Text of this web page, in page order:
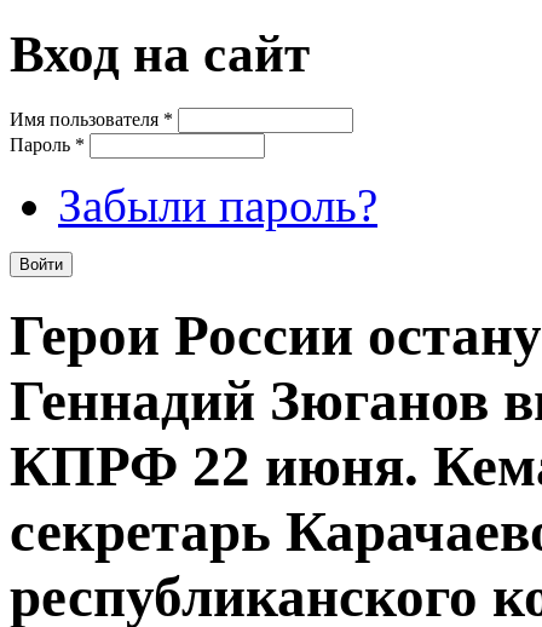
Вход на сайт
Имя пользователя *
Пароль *
Забыли пароль?
Герои России
Геннадий Зюганов
КПРФ 22 июня.
секретарь
республиканского